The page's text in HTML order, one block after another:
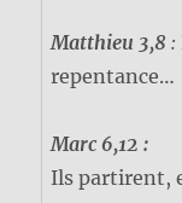
Matthieu 3,8 :
repentance…
Marc 6,12 :
Ils partirent,